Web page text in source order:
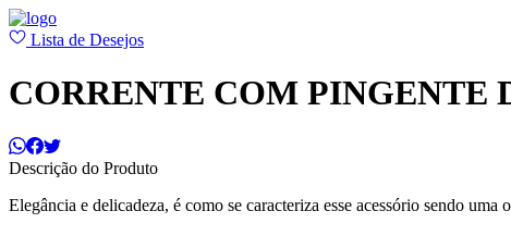
Lista de Desejos
CORRENTE COM PINGENTE
Descrição do Produto
Elegância e delicadeza, é como se caracteriza esse acessório sendo